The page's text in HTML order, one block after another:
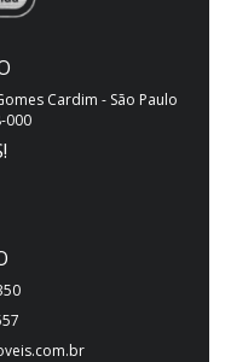
Cardim - São Paulo
000